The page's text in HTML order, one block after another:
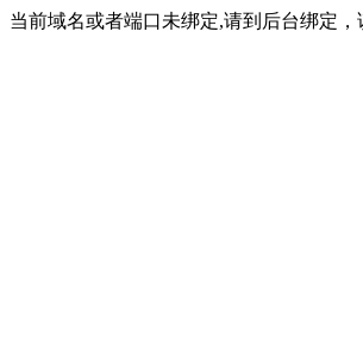
当前域名或者端口未绑定,请到后台绑定